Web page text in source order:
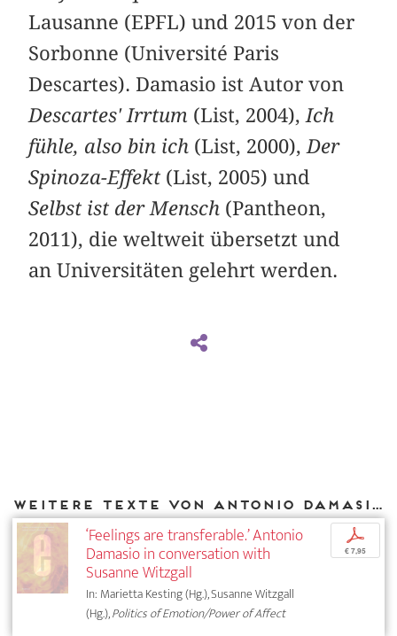
Lausanne (EPFL) und 2015 von der
Sorbonne (Université Paris
Descartes). Damasio ist Autor von
Descartes' Irrtum (List, 2004),Ich
fühle, also bin ich (List, 2000),Der
Spinoza-Effekt (List, 2005) und
Selbst ist der Mensch (Pantheon,
2011), die weltweit übersetzt und
an Universitäten gelehrt werden.
Weitere Texte von Antonio Damasio bei DIAPHANES
‘Feelings are transferable.’ Antonio
Damasio in conversation with
Susanne Witzgall
In: Marietta Kesting (Hg.), Susanne Witzgall
(Hg.),Politics of Emotion/Power of Affect
p
€ 7,95